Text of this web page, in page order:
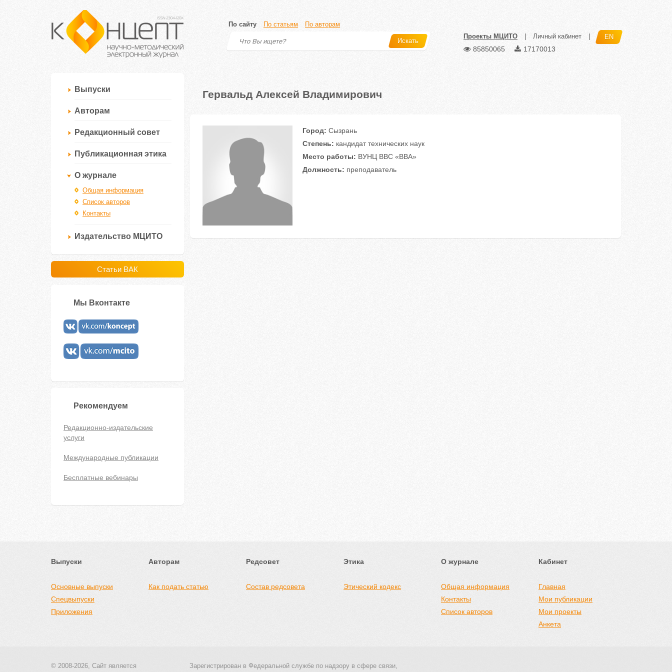
По сайту По статьям По авторам
Искать
Проекты МЦИТО Личный кабинет EN
85850065 17170013
Выпуски
Авторам
Редакционный совет
Публикационная этика
О журнале
Общая информация
Список авторов
Контакты
Издательство МЦИТО
Статьи ВАК
Мы Вконтакте
Рекомендуем
Редакционно-издательские
услуги
Международные публикации
Бесплатные вебинары
Гервальд Алексей Владимирович
Город: Сызрань
Степень: кандидат технических наук
Место работы: ВУНЦ ВВС «ВВА»
Должность: преподаватель
Выпуски
Основные выпуски
Спецвыпуски
Приложения
Авторам
Как подать статью
Редсовет
Состав редсовета
Этика
Этический кодекс
О журнале
Общая информация
Контакты
Список авторов
Кабинет
Главная
Мои публикации
Мои проекты
Анкета
© 2008-2026, Сайт является
Зарегистрирован в Федеральной службе по надзору в сфере связи,